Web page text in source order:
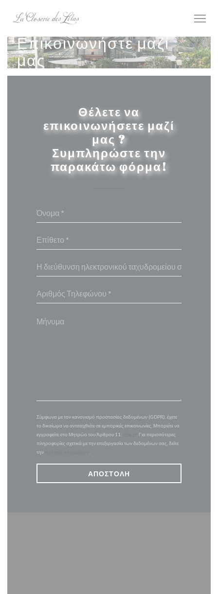
Επικοινωνήστε μαζί
μας
Θέλετε να
επικοινωνήσετε μαζί
μας ?
Συμπληρώστε την
παρακάτω φόρμα!
Σύμφωνα με τον κανονισμό προστασίας δεδομένων (GDPR), έχετε
το δικαίωμα να αντιταχθείτε σε εμπορικές επικοινωνίες. Μπορείτε να
εγγραφείτε στο Μητρώο του Άρθρου 11:
. Για περισσότερες
πληροφορίες σχετικά με την επεξεργασία των δεδομένων σας, δείτε
την